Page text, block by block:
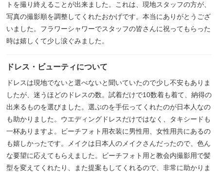
トを撮り終えることが出来ました。これは、現地スタッフの方が、
写真の撮影順を調整してくれたおかげです。本当にありがとうござ
いました。フラワーシャワーでスタッフの皆さんに祝ってもらった
時は嬉しくて少し涙ぐみました。
ドレス・ビューティについて
ドレスは現地でないと選べないと聞いていたので少し不安もありま
したが、迷うほどのドレスの数。試着だけで10数着も着て、納得の
出来るものを選びました。選ぶのを手伝ってくれたのが日本人なの
も助かりました。ウエディングドレスだけではなく、タキシードも
一杯ありますよ。ビーチフォト用衣装に男性用、女性用共にあるの
も嬉しかったです。メイクは日本人のメイクさんだったので、色ん
な要望に応えてもらえました。ビーチフォト用と教会内撮影用で髪
型を変えてくれたり、また提案もしてくれるので、非常に助かりま